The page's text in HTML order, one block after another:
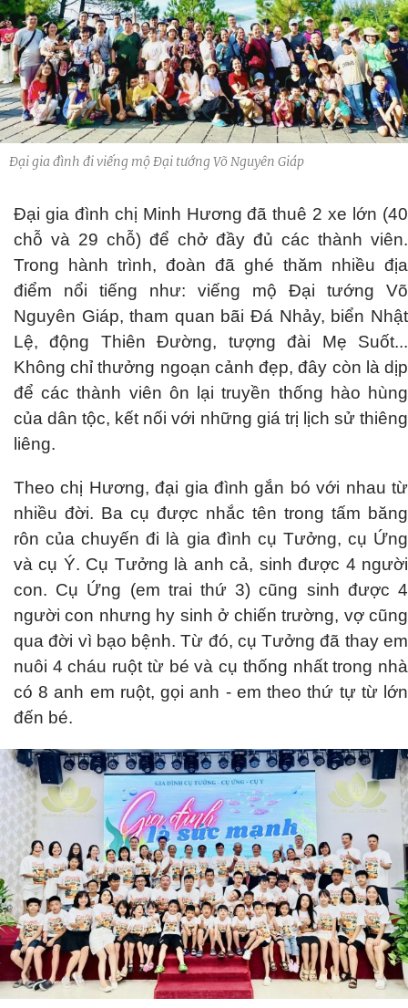
Đại gia đình đi viếng mộ Đại tướng Võ Nguyên Giáp
Đại gia đình chị Minh Hương đã thuê 2 xe lớn (40
chỗ và 29 chỗ) để chở đầy đủ các thành viên.
Trong hành trình, đoàn đã ghé thăm nhiều địa
điểm nổi tiếng như: viếng mộ Đại tướng Võ
Nguyên Giáp, tham quan bãi Đá Nhảy, biển Nhật
Lệ, động Thiên Đường, tượng đài Mẹ Suốt...
Không chỉ thưởng ngoạn cảnh đẹp, đây còn là dịp
để các thành viên ôn lại truyền thống hào hùng
của dân tộc, kết nối với những giá trị lịch sử thiêng
liêng.
Theo chị Hương, đại gia đình gắn bó với nhau từ
nhiều đời. Ba cụ được nhắc tên trong tấm băng
rôn của chuyến đi là gia đình cụ Tưởng, cụ Ứng
và cụ Ý. Cụ Tưởng là anh cả, sinh được 4 người
con. Cụ Ứng (em trai thứ 3) cũng sinh được 4
người con nhưng hy sinh ở chiến trường, vợ cũng
qua đời vì bạo bệnh. Từ đó, cụ Tưởng đã thay em
nuôi 4 cháu ruột từ bé và cụ thống nhất trong nhà
có 8 anh em ruột, gọi anh - em theo thứ tự từ lớn
đến bé.